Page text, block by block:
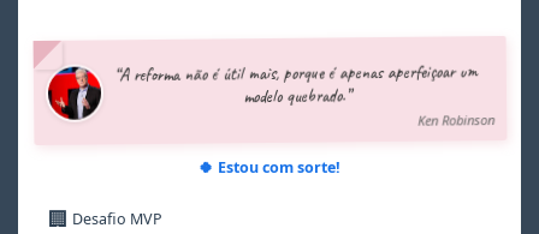
6
7
6
7
6
7
6
7
6
7
6
“A reforma não é útil mais, porque é apenas aperfeiçoar um
modelo quebrado.”
Ken Robinson
🍀 Estou com sorte!
🏢 Desafio MVP